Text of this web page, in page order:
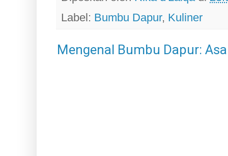
Label: Bumbu Dapur, Kuliner
Mengenal Bumbu Dapur: